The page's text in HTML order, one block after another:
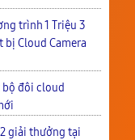
trình 1 Triệu 3
bị Cloud Camera
bộ đôi cloud
2 giải thưởng tại